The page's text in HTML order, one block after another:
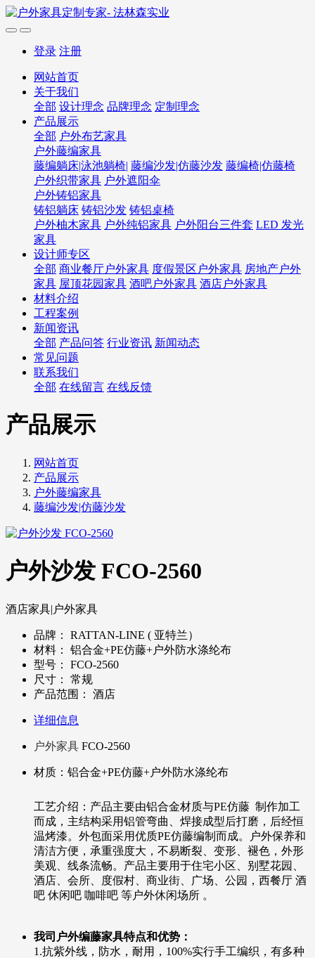
登录 注册
网站首页
关于我们
全部 设计理念 品牌理念 定制理念
产品展示
全部 户外布艺家具
户外藤编家具
藤编躺床|泳池躺椅| 藤编沙发|仿藤沙发 藤编椅|仿藤椅
户外织带家具 户外遮阳伞
户外铸铝家具
铸铝躺床 铸铝沙发 铸铝桌椅
户外柚木家具 户外纯铝家具 户外阳台三件套 LED 发光
家具
设计师专区
全部 商业餐厅户外家具 度假景区户外家具 房地产户外
家具 屋顶花园家具 酒吧户外家具 酒店户外家具
材料介绍
工程案例
新闻资讯
全部 产品问答 行业资讯 新闻动态
常见问题
联系我们
全部 在线留言 在线反馈
产品展示
网站首页
产品展示
户外藤编家具
藤编沙发|仿藤沙发
户外沙发 FCO-2560
酒店家具|户外家具
品牌：
RATTAN-LINE ( 亚特兰）
材料：
铝合金+PE仿藤+户外防水涤纶布
型号：
FCO-2560
尺寸：
常规
产品范围：
酒店
详细信息
户外家具 FCO-2560
材质：铝合金+PE仿藤+户外防水涤纶布
工艺介绍：产品主要由铝合金材质与PE仿藤 制作加工
而成，主结构采用铝管弯曲、焊接成型后打磨，后经恒
温烤漆。外包面采用优质PE仿藤编制而成。户外保养和
清洁方便，承重强度大，不易断裂、变形、褪色，外形
美观、线条流畅。产品主要用于住宅小区、别墅花园、
酒店、会所、度假村、商业街、广场、公园，西餐厅 酒
吧 休闲吧 咖啡吧 等户外休闲场所 。
我司户外编藤家具特点和优势：
1.抗紫外线，防水，耐用，100%实行手工编织，有多种